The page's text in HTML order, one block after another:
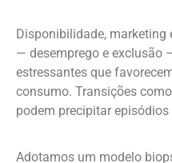
Disponibilidade,
— desemprego e exclusão
estressantes que
consumo. Transições
podem precipitar
Adotamos um modelo